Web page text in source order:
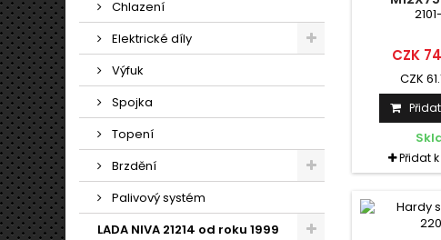
Chlazení
Elektrické díly
Výfuk
Spojka
Topení
Brzdění
Palivový systém
LADA NIVA 21214 od roku 1999
CZK
CZK
Přidat